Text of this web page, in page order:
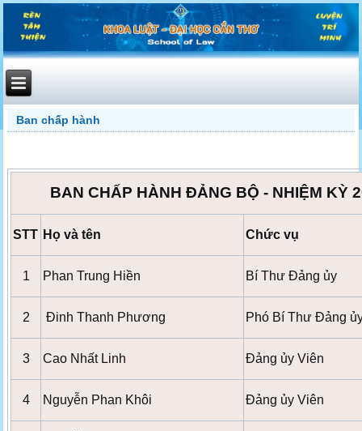
Ban chấp hành
BAN CHẤP HÀNH ĐẢNG BỘ - NHIỆM KỲ
STT Họ và tên Chức vụ
1 Phan Trung Hiền Bí Thư Đảng ủy
2 Đinh Thanh Phương Phó Bí Thư Đảng
3 Cao Nhất Linh Đảng ủy Viên
4 Nguyễn Phan Khôi Đảng ủy Viên